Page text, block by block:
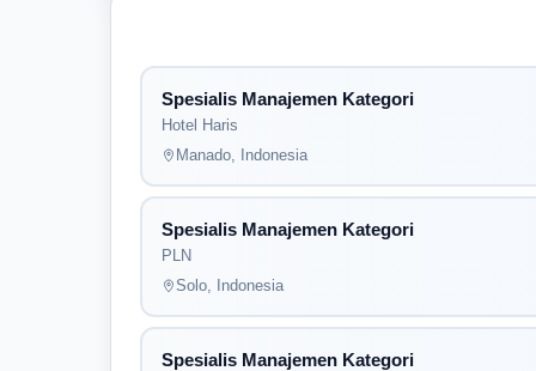
Spesialis Manajemen Kategori
Hotel Haris
Manado, Indonesia
Spesialis Manajemen Kategori
PLN
Solo, Indonesia
Spesialis Manajemen Kategori